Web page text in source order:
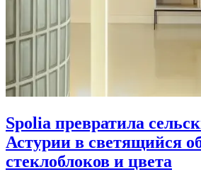
Spolia превратила
Астурии в светящийся
стеклоблоков и цвета